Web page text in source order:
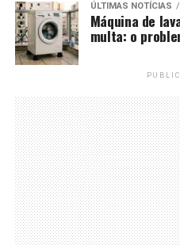
ÚLTIMAS NOTÍCIAS
Máquina de
multa: o